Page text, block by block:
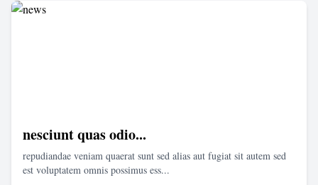
nesciunt quas odio...
repudiandae veniam quaerat sunt sed alias aut fugiat sit autem sed
est voluptatem omnis possimus ess...